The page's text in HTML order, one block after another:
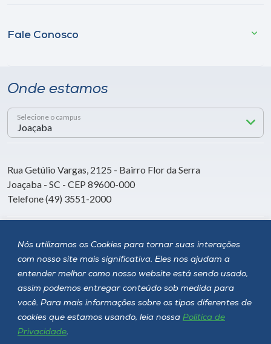
Nós utilizamos os Cookies para tornar suas interações
com nosso site mais significativa. Eles nos ajudam a
entender melhor como nosso website está sendo usado,
assim podemos entregar conteúdo sob medida para
você. Para mais informações sobre os tipos diferentes de
cookies que estamos usando, leia nossa Política de
Privacidade.
Fale Conosco
Onde estamos
Selecione o campus
Rua Getúlio Vargas, 2125 - Bairro Flor da Serra
Joaçaba - SC - CEP 89600-000
Telefone (49) 3551-2000
Siga a Unoesc